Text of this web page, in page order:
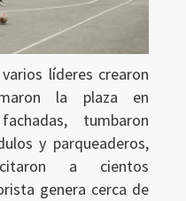
líderes crearon
la plaza en
tumbaron
y parqueaderos,
a cientos
genera cerca de